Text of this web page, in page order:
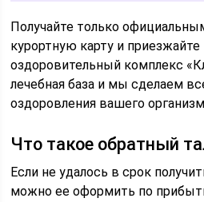
Получайте только
курортную карту и приезжайте
оздоровительный комплекс
лечебная база и мы сделаем
оздоровления вашего
Что такое обратный
Если не удалось в срок
можно ее оформить по